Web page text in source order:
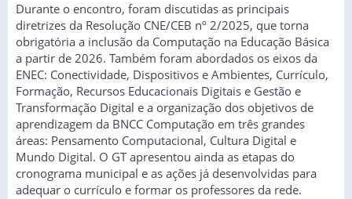
Durante o encontro, foram discutidas as principais
diretrizes da Resolução CNE/CEB nº 2/2025, que torna
obrigatória a inclusão da Computação na Educação Básica
a partir de 2026. Também foram abordados os eixos da
ENEC: Conectividade, Dispositivos e Ambientes, Currículo,
Formação, Recursos Educacionais Digitais e Gestão e
Transformação Digital e a organização dos objetivos de
aprendizagem da BNCC Computação em três grandes
áreas: Pensamento Computacional, Cultura Digital e
Mundo Digital. O GT apresentou ainda as etapas do
cronograma municipal e as ações já desenvolvidas para
adequar o currículo e formar os professores da rede.